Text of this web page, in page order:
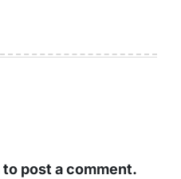
to post a comment.